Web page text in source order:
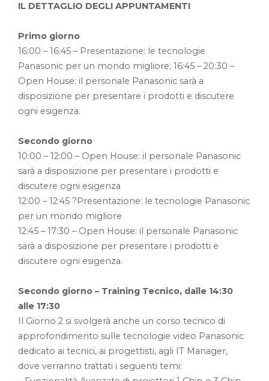
IL DETTAGLIO DEGLI APPUNTAMENTI
Primo giorno
16:00 – 16:45 – Presentazione: le tecnologie
Panasonic per un mondo migliore; 16:45 – 20:30 –
Open House: il personale Panasonic sarà a
disposizione per presentare i prodotti e discutere
ogni esigenza.
Secondo giorno
10:00 – 12:00 – Open House: il personale Panasonic
sarà a disposizione per presentare i prodotti e
discutere ogni esigenza
12:00 – 12:45 ?Presentazione: le tecnologie Panasonic
per un mondo migliore
12:45 – 17:30 – Open House: il personale Panasonic
sarà a disposizione per presentare i prodotti e
discutere ogni esigenza.
Secondo giorno – Training Tecnico, dalle 14:30
alle 17:30
Il Giorno 2 si svolgerà anche un corso tecnico di
approfondimento sulle tecnologie video Panasonic
dedicato ai tecnici, ai progettisti, agli IT Manager,
dove verranno trattati i seguenti temi: